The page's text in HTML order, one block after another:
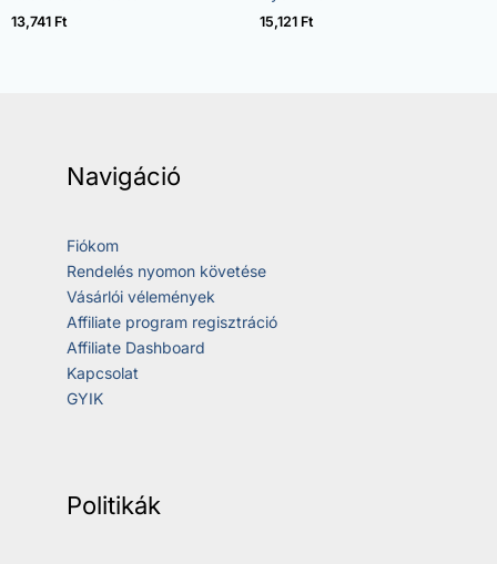
/ 5
13,741 Ft
/ 5
15,121 Ft
Navigáció
Fiókom
Rendelés nyomon követése
Vásárlói vélemények
Affiliate program regisztráció
Affiliate Dashboard
Kapcsolat
GYIK
Politikák